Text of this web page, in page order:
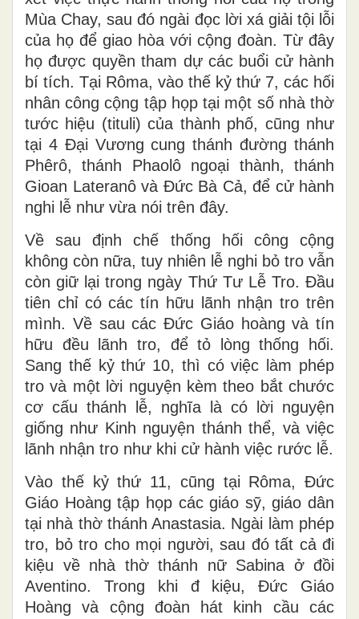
Mùa Chay, sau đó ngài đọc lời xá giải tội lỗi
của họ để giao hòa với cộng đoàn. Từ đây
họ được quyền tham dự các buổi cử hành
bí tích. Tại Rôma, vào thế kỷ thứ 7, các hối
nhân công cộng tập họp tại một số nhà thờ
tước hiệu (tituli) của thành phố, cũng như
tại 4 Ðại Vương cung thánh đường thánh
Phêrô, thánh Phaolô ngoại thành, thánh
Gioan Lateranô và Ðức Bà Cả, để cử hành
nghi lễ như vừa nói trên đây.
Về sau định chế thống hối công cộng
không còn nữa, tuy nhiên lễ nghi bỏ tro vẫn
còn giữ lại trong ngày Thứ Tư Lễ Tro. Ðầu
tiên chỉ có các tín hữu lãnh nhận tro trên
mình. Về sau các Ðức Giáo hoàng và tín
hữu đều lãnh tro, để tỏ lòng thống hối.
Sang thế kỷ thứ 10, thì có việc làm phép
tro và một lời nguyện kèm theo bắt chước
cơ cấu thánh lễ, nghĩa là có lời nguyện
giống như Kinh nguyện thánh thể, và việc
lãnh nhận tro như khi cử hành việc rước lễ.
Vào thế kỷ thứ 11, cũng tại Rôma, Ðức
Giáo Hoàng tập họp các giáo sỹ, giáo dân
tại nhà thờ thánh Anastasia. Ngài làm phép
tro, bỏ tro cho mọi người, sau đó tất cả đi
kiệu về nhà thờ thánh nữ Sabina ở đồi
Aventino. Trong khi đ kiệu, Ðức Giáo
Hoàng và cộng đoàn hát kinh cầu các